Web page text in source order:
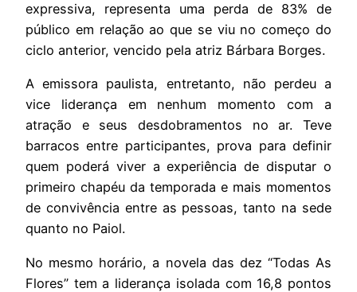
expressiva, representa uma perda de 83% de
público em relação ao que se viu no começo do
ciclo anterior, vencido pela atriz Bárbara Borges.
A emissora paulista, entretanto, não perdeu a
vice liderança em nenhum momento com a
atração e seus desdobramentos no ar. Teve
barracos entre participantes, prova para definir
quem poderá viver a experiência de disputar o
primeiro chapéu da temporada e mais momentos
de convivência entre as pessoas, tanto na sede
quanto no Paiol.
No mesmo horário, a novela das dez “Todas As
Flores” tem a liderança isolada com 16,8 pontos